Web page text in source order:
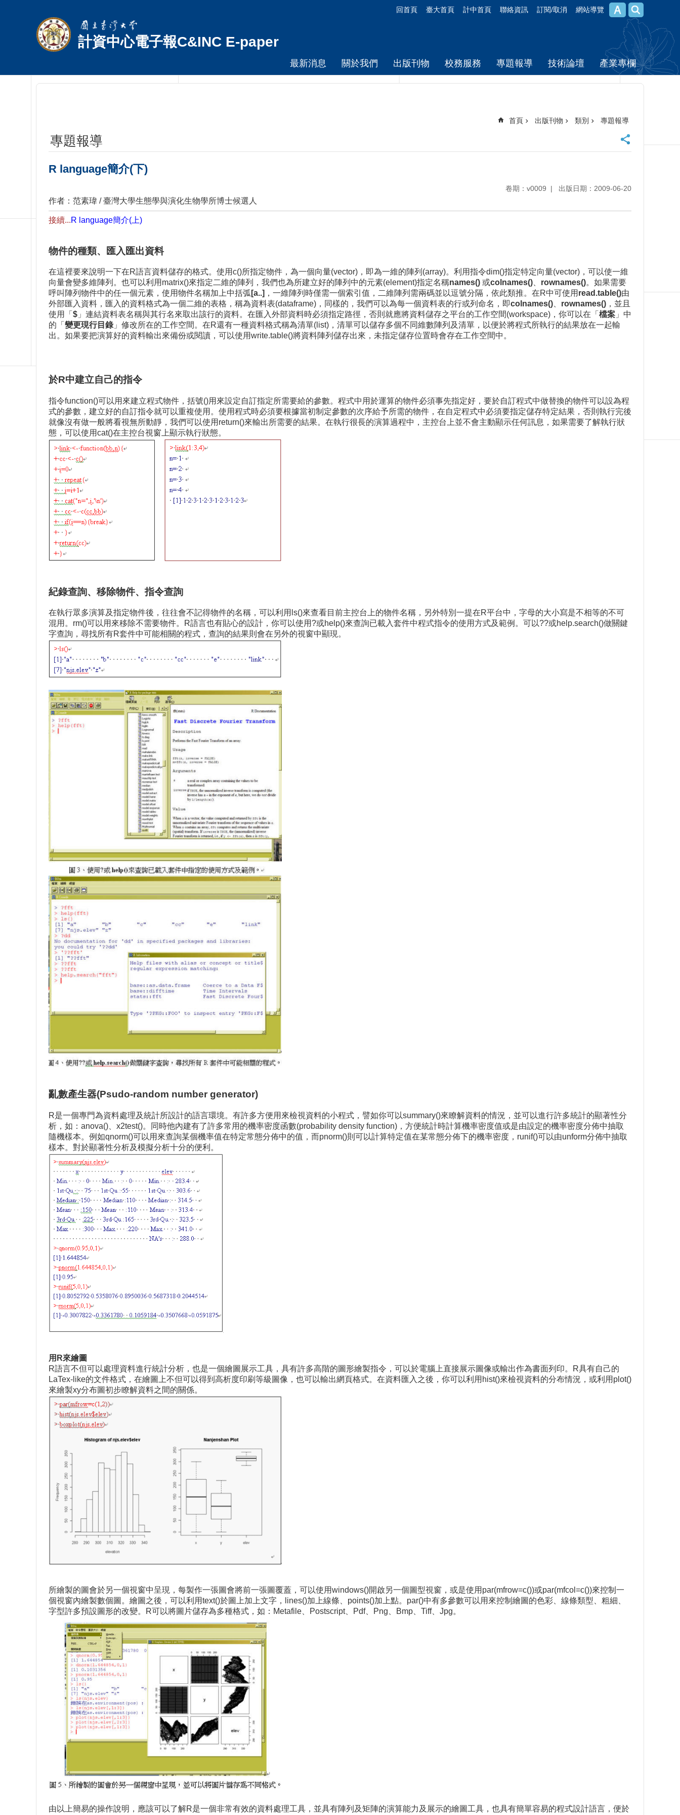
回首頁 臺大首頁 計中首頁 聯絡資訊 訂閱/取消 網站導覽
計資中心電子報C&INC E-paper
最新消息 關於我們 出版刊物 校務服務 專題報導 技術論壇 產業專欄
首頁 出版刊物 類別 專題報導
專題報導
R language簡介(下)
卷期：v0009 出版日期：2009-06-20
作者：范素瑋 / 臺灣大學生態學與演化生物學所博士候選人
接續...R language簡介(上)
物件的種類、匯入匯出資料
在這裡要來說明一下在R語言資料儲存的格式。使用c()所指定物件，為一個向量(vector)，即為一維的陣列(array)。利用指令dim()指定特定向量(vector)，可以使一維
向量會變多維陣列。也可以利用matrix()來指定二維的陣列，我們也為所建立好的陣列中的元素(element)指定名稱names() 或colnames()、 rownames()。如果需要
呼叫陣列物件中的任一個元素，使用物件名稱加上中括弧 [a..] ，一維陣列時僅需一個索引值，二維陣列需兩碼並以逗號分隔，依此類推。在R中可使用 read.table()由
外部匯入資料，匯入的資料格式為一個二維的表格，稱為資料表(dataframe)，同樣的，我們可以為每一個資料表的行或列命名，即colnames()、 rownames() ，並且
使用「 $ 」連結資料表名稱與其行名來取出該行的資料。在匯入外部資料時必須指定路徑，否則就應將資料儲存之平台的工作空間(workspace)，你可以在「 檔案 」中
的「 變更現行目錄 」修改所在的工作空間。在R還有一種資料格式稱為清單(list)，清單可以儲存多個不同維數陣列及清單，以便於將程式所執行的結果放在一起輸
出。如果要把演算好的資料輸出來備份或閱讀，可以使用write.table()將資料陣列儲存出來，未指定儲存位置時會存在工作空間中。
於R中建立自己的指令
指令function()可以用來建立程式物件，括號()用來設定自訂指定所需要給的參數。程式中用於運算的物件必須事先指定好，要於自訂程式中做替換的物件可以設為程
式的參數，建立好的自訂指令就可以重複使用。使用程式時必須要根據當初制定參數的次序給予所需的物件，在自定程式中必須要指定儲存特定結果，否則執行完後
就像沒有做一般將看視無所動靜，我們可以使用return()來輸出所需要的結果。在執行很長的演算過程中，主控台上並不會主動顯示任何訊息，如果需要了解執行狀
態，可以使用cat()在主控台視窗上顯示執行狀態。
紀錄查詢、移除物件、指令查詢
在執行眾多演算及指定物件後，往往會不記得物件的名稱，可以利用ls()來查看目前主控台上的物件名稱，另外特別一提在R平台中，字母的大小寫是不相等的不可
混用。rm()可以用來移除不需要物件。R語言也有貼心的設計，你可以使用?或help()來查詢已載入套件中程式指令的使用方式及範例。可以??或help.search()做關鍵
字查詢，尋找所有R套件中可能相關的程式，查詢的結果則會在另外的視窗中顯現。
亂數產生器(Psudo-random number generator)
R是一個專門為資料處理及統計所設計的語言環境。有許多方便用來檢視資料的小程式，譬如你可以summary()來瞭解資料的情況，並可以進行許多統計的顯著性分
析，如：anova()、x2test()。同時他內建有了許多常用的機率密度函數(probability density function)，方便統計時計算機率密度值或是由設定的機率密度分佈中抽取
隨機樣本。例如qnorm()可以用來查詢某個機率值在特定常態分佈中的值，而pnorm()則可以計算特定值在某常態分佈下的機率密度，runif()可以由unform分佈中抽取
樣本。對於顯著性分析及模擬分析十分的便利。
用R來繪圖
R語言不但可以處理資料進行統計分析，也是一個繪圖展示工具，具有許多高階的圖形繪製指令，可以於電腦上直接展示圖像或輸出作為書面列印。R具有自己的
LaTex-like的文件格式，在繪圖上不但可以得到高析度印刷等級圖像，也可以輸出網頁格式。在資料匯入之後，你可以利用hist()來檢視資料的分布情況，或利用plot()
來繪製xy分布圖初步瞭解資料之間的關係。
所繪製的圖會於另一個視窗中呈現，每製作一張圖會將前一張圖覆蓋，可以使用windows()開啟另一個圖型視窗，或是使用par(mfrow=c())或par(mfcol=c())來控制一
個視窗內繪製數個圖。繪圖之後，可以利用text()於圖上加上文字，lines()加上線條、points()加上點。par()中有多參數可以用來控制繪圖的色彩、線條類型、粗細、
字型許多預設圖形的改變。R可以將圖片儲存為多種格式，如：Metafile、Postscript、Pdf、Png、Bmp、Tiff、Jpg。
由以上簡易的操作說明，應該可以了解R是一個非常有效的資料處理工具，並具有陣列及矩陣的演算能力及展示的繪圖工具，也具有簡單容易的程式設計語言，便於